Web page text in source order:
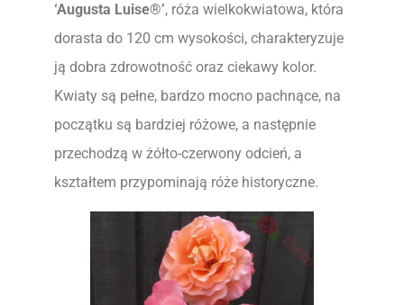
‘Augusta Luise®’, róża wielkokwiatowa, która
dorasta do 120 cm wysokości, charakteryzuje
ją dobra zdrowotność oraz ciekawy kolor.
Kwiaty są pełne, bardzo mocno pachnące, na
początku są bardziej różowe, a następnie
przechodzą w żółto-czerwony odcień, a
kształtem przypominają róże historyczne.